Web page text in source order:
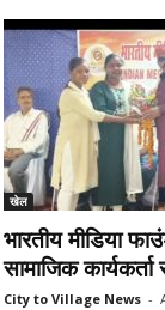
खेल
भारतीय मीडिया
सामाजिक
City to Village News -